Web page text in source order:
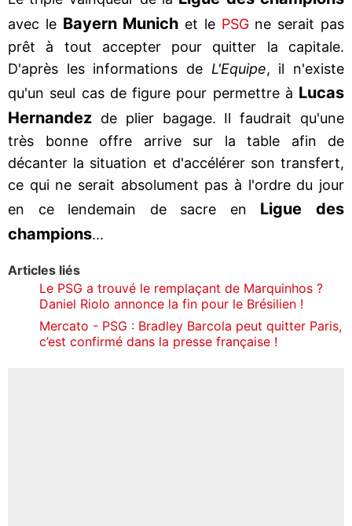
avec le Bayern Munich et le PSG ne serait pas
prêt à tout accepter pour quitter la capitale.
D'après les informations de L'Equipe, il n'existe
qu'un seul cas de figure pour permettre à Lucas
Hernandez de plier bagage. Il faudrait qu'une
très bonne offre arrive sur la table afin de
décanter la situation et d'accélérer son transfert,
ce qui ne serait absolument pas à l'ordre du jour
en ce lendemain de sacre en Ligue des
champions...
Articles liés
Le PSG a trouvé le remplaçant de Marquinhos ?
Daniel Riolo annonce la fin pour le Brésilien !
Mercato - PSG : Bradley Barcola peut quitter Paris,
c’est confirmé dans la presse française !